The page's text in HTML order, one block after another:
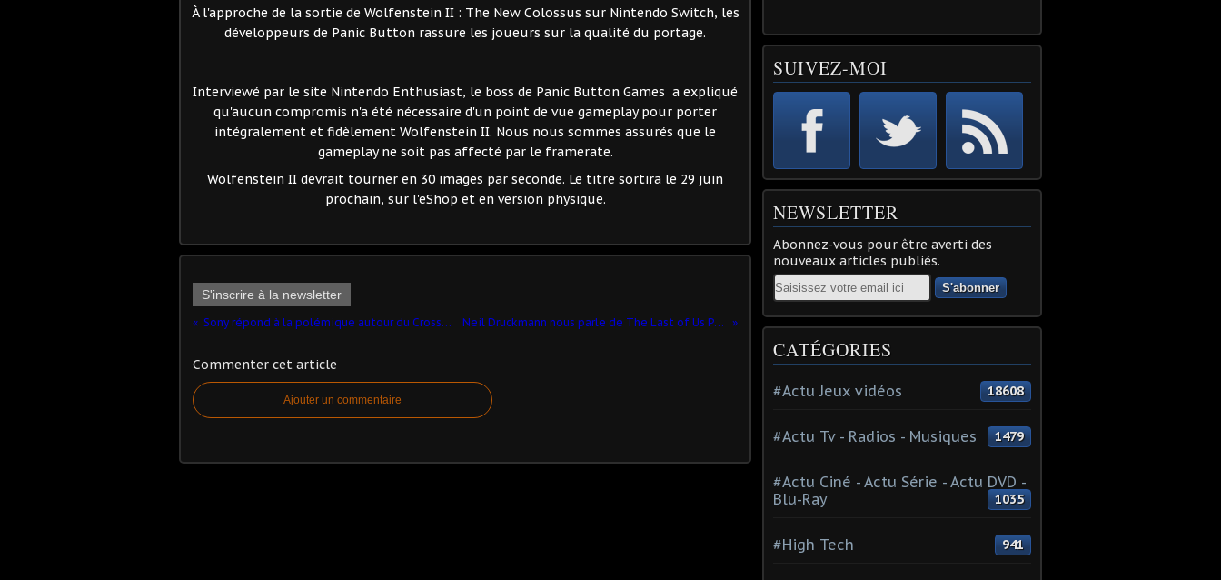
À l'approche de la sortie de Wolfenstein II : The New Colossus sur Nintendo Switch, les
développeurs de Panic Button rassure les joueurs sur la qualité du portage.
Interviewé par le site Nintendo Enthusiast, le boss de Panic Button Games a expliqué
qu'aucun compromis n'a été nécessaire d'un point de vue gameplay pour porter
intégralement et fidèlement Wolfenstein II. Nous nous sommes assurés que le
gameplay ne soit pas affecté par le framerate.
Wolfenstein II devrait tourner en 30 images par seconde. Le titre sortira le 29 juin
prochain, sur l'eShop et en version physique.
S'inscrire à la newsletter
Sony répond à la polémique autour du Cross Play Neil Druckmann nous parle de The Last of Us Part II
Commenter cet article
Ajouter un commentaire
SUIVEZ-MOI
NEWSLETTER
Abonnez-vous pour être averti des
nouveaux articles publiés.
Email
CATÉGORIES
#Actu Jeux vidéos 18608
#Actu Tv - Radios - Musiques 1479
#Actu Ciné - Actu Série - Actu DVD -
Blu-Ray
1035
#High Tech 941